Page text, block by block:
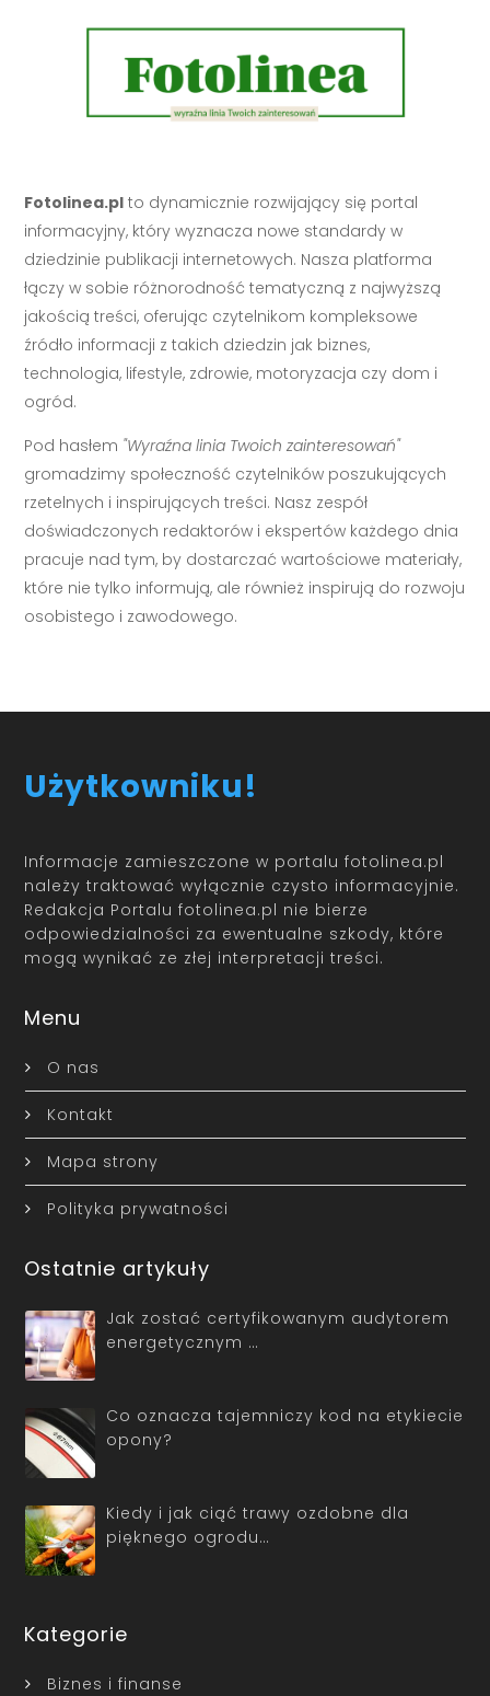
Fotolinea.pl to dynamicznie rozwijający się portal
informacyjny, który wyznacza nowe standardy w
dziedzinie publikacji internetowych. Nasza platforma
łączy w sobie różnorodność tematyczną z najwyższą
jakością treści, oferując czytelnikom kompleksowe
źródło informacji z takich dziedzin jak biznes,
technologia, lifestyle, zdrowie, motoryzacja czy dom i
ogród.
Pod hasłem "Wyraźna linia Twoich zainteresowań"
gromadzimy społeczność czytelników poszukujących
rzetelnych i inspirujących treści. Nasz zespół
doświadczonych redaktorów i ekspertów każdego dnia
pracuje nad tym, by dostarczać wartościowe materiały,
które nie tylko informują, ale również inspirują do rozwoju
osobistego i zawodowego.
Użytkowniku!
Informacje zamieszczone w portalu fotolinea.pl
należy traktować wyłącznie czysto informacyjnie.
Redakcja Portalu fotolinea.pl nie bierze
odpowiedzialności za ewentualne szkody, które
mogą wynikać ze złej interpretacji treści.
Menu
O nas
Kontakt
Mapa strony
Polityka prywatności
Ostatnie artykuły
Jak zostać certyfikowanym audytorem
energetycznym …
Co oznacza tajemniczy kod na etykiecie
opony?
Kiedy i jak ciąć trawy ozdobne dla
pięknego ogrodu…
Kategorie
Biznes i finanse